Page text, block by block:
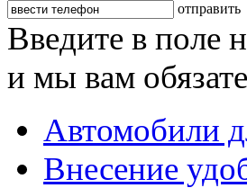
отправить
Введите в поле
и мы вам
Автомобили
Внесение